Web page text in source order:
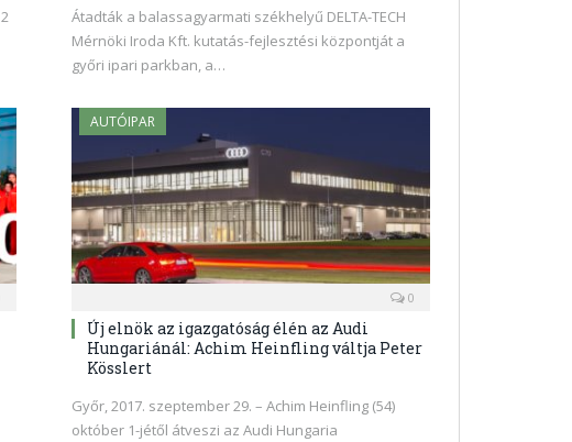
Átadták a balassagyarmati székhelyű DELTA-TECH
Mérnöki Iroda Kft. kutatás-fejlesztési központját a
győri ipari parkban, a…
AUTÓIPAR
0
Új elnök az igazgatóság élén az Audi
Hungariánál: Achim Heinfling váltja Peter
Kösslert
Győr, 2017. szeptember 29. – Achim Heinfling (54)
október 1-jétől átveszi az Audi Hungaria